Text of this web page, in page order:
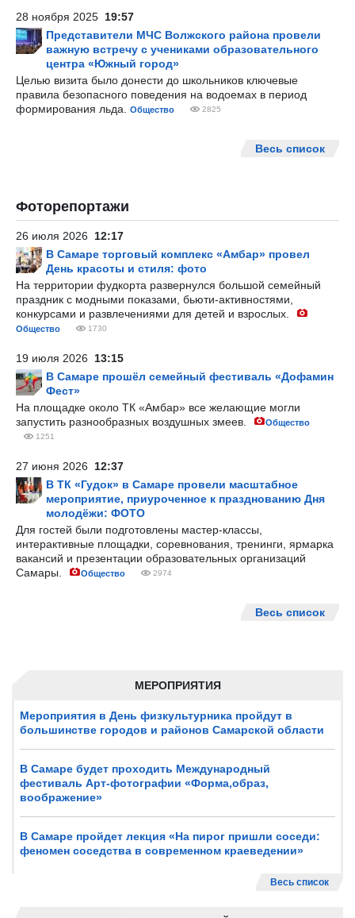
МЕРОПРИЯТИЯ
Мероприятия в День физкультурника пройдут в
большинстве городов и районов Самарской области
В Самаре будет проходить Международный
фестиваль Арт-фотографии «Форма,образ,
воображение»
В Самаре пройдет лекция «На пирог пришли соседи:
феномен соседства в современном краеведении»
Весь список
28 ноября 2025 19:57
Представители МЧС Волжского района провели
важную встречу с учениками образовательного
центра «Южный город»
Целью визита было донести до школьников ключевые
правила безопасного поведения на водоемах в период
формирования льда.
Общество 2825
Весь список
Фоторепортажи
26 июля 2026 12:17
В Самаре торговый комплекс «Амбар» провел
День красоты и стиля: фото
На территории фудкорта развернулся большой семейный
праздник с модными показами, бьюти-активностями,
конкурсами и развлечениями для детей и взрослых.
Общество 1730
19 июля 2026 13:15
В Самаре прошёл семейный фестиваль «Дофамин
Фест»
На площадке около ТК «Амбар» все желающие могли
запустить разнообразных воздушных змеев.
Общество
1251
27 июня 2026 12:37
В ТК «Гудок» в Самаре провели масштабное
мероприятие, приуроченное к празднованию Дня
молодёжи: ФОТО
Для гостей были подготовлены мастер-классы,
интерактивные площадки, соревнования, тренинги, ярмарка
вакансий и презентации образовательных организаций
Самары.
Общество 2974
Весь список